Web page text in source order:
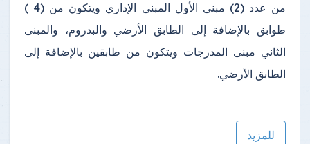
من عدد (2) مبنى الأول المبنى الإداري ويتكون من (4 )
طوابق بالإضافة إلى الطابق الأرضي والبدروم، والمبنى
الثاني مبنى المدرجات ويتكون من طابقين بالإضافة إلى
الطابق الأرضي.
للمزيد